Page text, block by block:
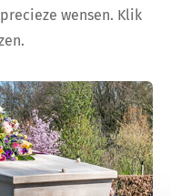
wensen. Klik